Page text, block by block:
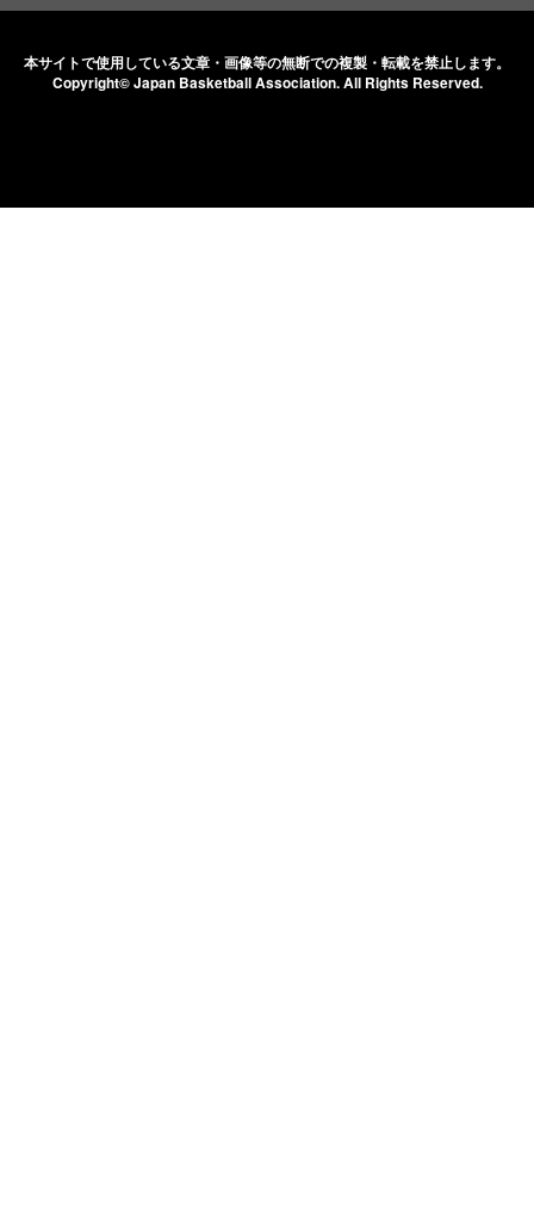
本サイトで使用している文章・画像等の無断での複製・転載を禁止します。
Copyright© Japan Basketball Association.All Rights Reserved.